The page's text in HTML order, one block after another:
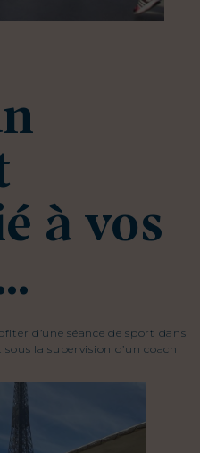
à vos
d’une séance de sport dans
la supervision d’un coach